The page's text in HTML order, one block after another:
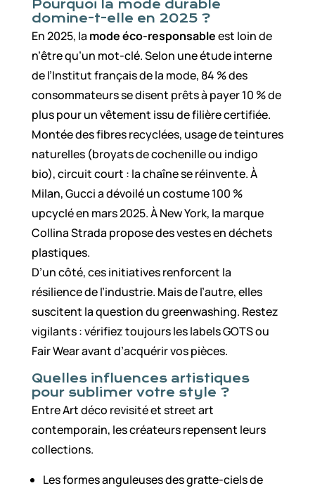
Pourquoi la mode durable
domine-t-elle en 2025 ?
En 2025, la mode éco-responsableest loin de
n’être qu’un mot-clé. Selon une étude interne
de l’Institut français de la mode, 84 % des
consommateurs se disent prêts à payer 10 % de
plus pour un vêtement issu de filière certifiée.
Montée des fibres recyclées, usage de teintures
naturelles (broyats de cochenille ou indigo
bio), circuit court : la chaîne se réinvente. À
Milan, Gucci a dévoilé un costume 100 %
upcyclé en mars 2025. À New York, la marque
Collina Strada propose des vestes en déchets
plastiques.
D’un côté, ces initiatives renforcent la
résilience de l’industrie. Mais de l’autre, elles
suscitent la question du greenwashing. Restez
vigilants : vérifiez toujours les labels GOTS ou
Fair Wear avant d’acquérir vos pièces.
Quelles influences artistiques
pour sublimer votre style ?
Entre Art déco revisité et street art
contemporain, les créateurs repensent leurs
collections.
Les formes anguleuses des gratte-ciels de